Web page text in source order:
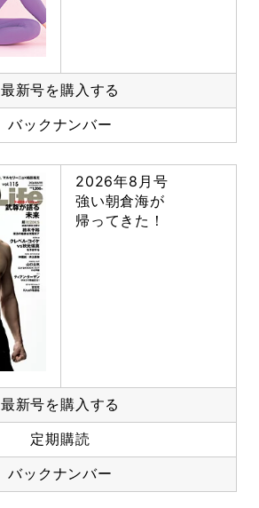
最新号を購入する
バックナンバー
2026年8月号
強い朝倉海が
帰ってきた！
最新号を購入する
定期購読
バックナンバー